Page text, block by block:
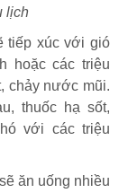
lịch
tiếp xúc với gió
hoặc các triệu
chảy nước mũi.
thuốc hạ sốt,
với các triệu
ăn uống nhiều